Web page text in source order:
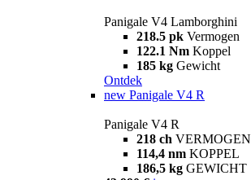
Panigale V4 Lamborghini
218.5 pk Vermogen
122.1 Nm Koppel
185 kg Gewicht
Ontdek
new Panigale V4 R
Panigale V4 R
218 ch VERMOGEN
114,4 nm KOPPEL
186,5 kg GEWICHT